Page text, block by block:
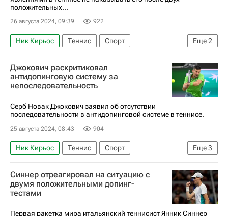
положительных...
26 августа 2024, 09:39 922
Еще2
Ник Кирьос Теннис
Спорт
Янник Синнер
Денис Шаповалов
Джокович раскритиковал
антидопинговую систему за
непоследовательность
Серб Новак Джокович заявил об отсутствии
последовательности в антидопинговой системе в теннисе.
25 августа 2024, 08:43 904
Еще3
Ник Кирьос Теннис
Спорт
Индиан-Уэллс
Янник Синнер
Новак Джокович
Синнер отреагировал на ситуацию с
двумя положительными допинг-
тестами
Первая ракетка мира итальянский теннисист Янник Синнер